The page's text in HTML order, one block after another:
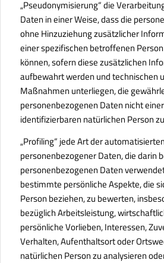
„Pseudonymisierung“ die
Daten in einer Weise, dass die
ohne Hinzuziehung zusätzlicher
einer spezifischen betroffenen
können, sofern diese zusätzlichen
aufbewahrt werden und technischen
Maßnahmen unterliegen, die
personenbezogenen Daten nicht
identifizierbaren natürlichen Person
„Profiling“ jede Art der
personenbezogener Daten, die darin
personenbezogenen Daten
bestimmte persönliche Aspekte, die
Person beziehen, zu bewerten,
bezüglich Arbeitsleistung,
persönliche Vorlieben, Interessen,
Verhalten, Aufenthaltsort oder
natürlichen Person zu analysieren